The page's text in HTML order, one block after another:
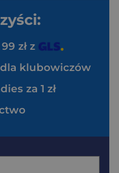
zł z
klubowiczów
za 1 zł